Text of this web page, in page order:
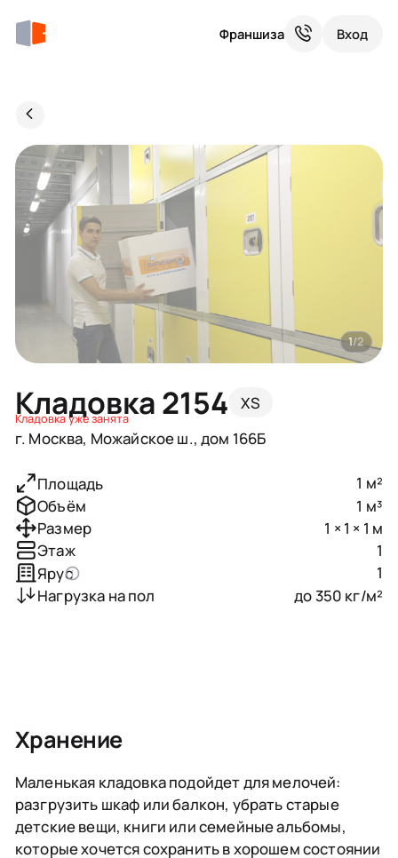
Франшиза Вход
Кладовка 2154 XS
Кладовка уже занята
г. Москва, Можайское ш., дом 166Б
1/2
Площадь
1 м²
Объём
1 м³
Размер
1 × 1 × 1 м
Этаж
1
Ярус
1
Нагрузка на пол
до 350 кг/м²
Хранение
Маленькая кладовка подойдет для мелочей:
разгрузить шкаф или балкон, убрать старые
детские вещи, книги или семейные альбомы,
которые хочется сохранить в хорошем состоянии